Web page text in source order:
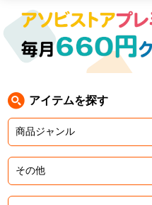
ゲーム
その他先行受付
アイドルマスター ミリオンライブ！
アイドルマスター SideM
プロジェクトアイマス ヴイアライヴ
テイルズ オブ シリーズ
アイテムを探す